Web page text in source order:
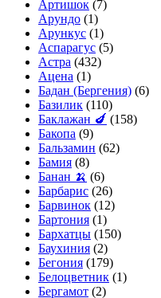
Артишок (7)
Арундо (1)
Арункус (1)
Аспарагус (5)
Астра (432)
Ацена (1)
Бадан (Бергения) (6)
Базилик (110)
Баклажан 🍆 (158)
Бакопа (9)
Бальзамин (62)
Бамия (8)
Банан 🍌 (6)
Барбарис (26)
Барвинок (12)
Бартония (1)
Бархатцы (150)
Баухиния (2)
Бегония (179)
Белоцветник (1)
Бергамот (2)